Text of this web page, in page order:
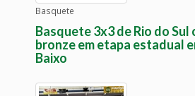
Basquete
Basquete 3x3 de Rio do
bronze em etapa estadual
Baixo